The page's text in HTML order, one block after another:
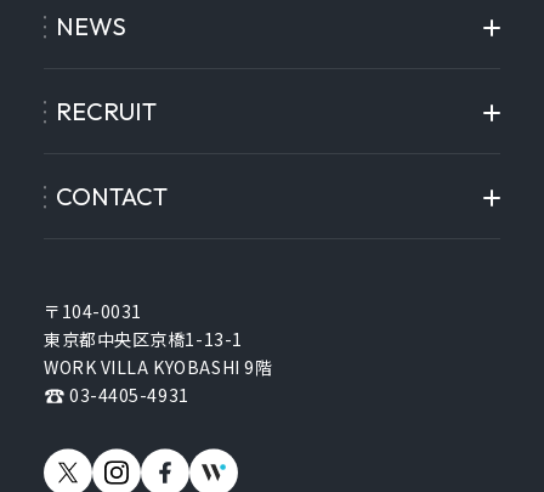
〒104-0031
東京都中央区京橋1-13-1
WORK VILLA KYOBASHI 9階
03-4405-4931
NEWS
RECRUIT
CONTACT